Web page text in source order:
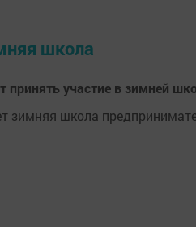
школа
принять участие в зимней
зимняя школа